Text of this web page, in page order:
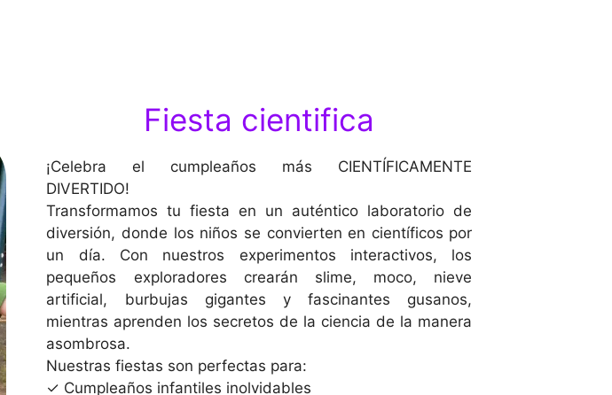
Fiesta cientifica
¡Celebra el cumpleaños más CIENTÍFICAMENTE
DIVERTIDO!
Transformamos tu fiesta en un auténtico laboratorio de
diversión, donde los niños se convierten en científicos por
un día. Con nuestros experimentos interactivos, los
pequeños exploradores crearán slime, moco, nieve
artificial, burbujas gigantes y fascinantes gusanos,
mientras aprenden los secretos de la ciencia de la manera
asombrosa.
Nuestras fiestas son perfectas para:
✓ Cumpleaños infantiles inolvidables